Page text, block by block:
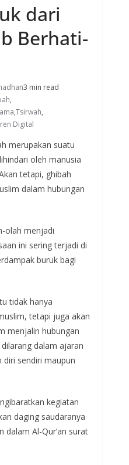
dari
Berhati-
3 min read
,
,Tsirwah,
Digital
merupakan suatu
oleh manusia
tetapi, ghibah
dalam hubungan
olah menjadi
ini sering terjadi di
buruk bagi
tidak hanya
tetapi juga akan
menjalin hubungan
dalam ajaran
diri sendiri maupun
kegiatan
daging saudaranya
dalam Al-Qur’an surat